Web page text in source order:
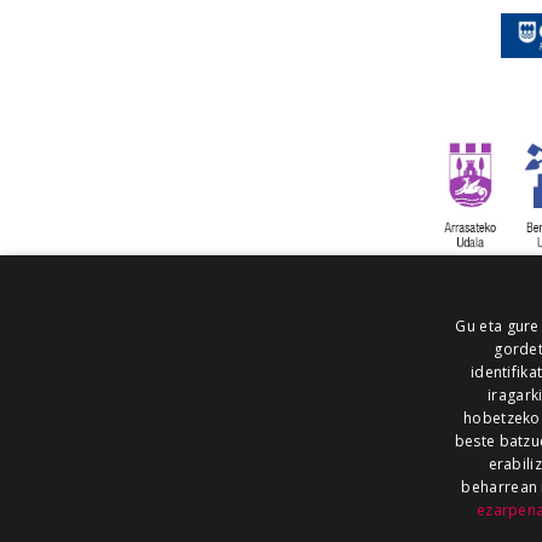
ALEA
Gu eta
hobetzeko.
beste
beharrean